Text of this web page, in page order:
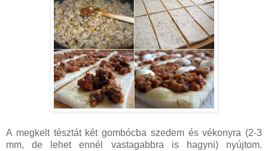
A megkelt tésztát két gombócba szedem és vékonyra (2-3
mm, de lehet ennél vastagabbra is hagyni) nyújtom.